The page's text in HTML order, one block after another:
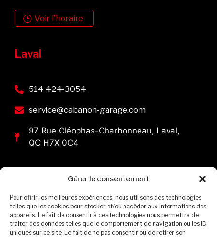
Gérer le consentement
Pour offrir les meilleures expériences, nous utilisons des technologies
telles que les cookies pour stocker et/ou accéder aux informations des
appareils. Le fait de consentir à ces technologies nous permettra de
traiter des données telles que le comportement de navigation ou les ID
uniques sur ce site. Le fait de ne pas consentir ou de retirer son
Voir l'horaire
Laval
514 424-3054
service@cabanon-garage.com
97 Rue Cléophas-Charbonneau, Laval,
QC H7X 0C4
Demande d'itinéraire
Voir l'horaire